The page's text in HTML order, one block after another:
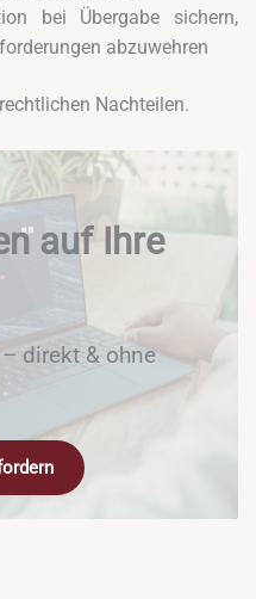
bei Übergabe sichern,
abzuwehren
Nachteilen.
auf Ihre
direkt & ohne